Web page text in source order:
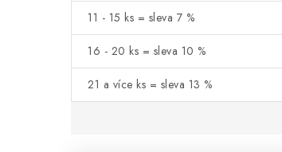
11 - 15 ks = sleva 7 %
16 - 20 ks = sleva 10 %
21 a více ks = sleva 13 %